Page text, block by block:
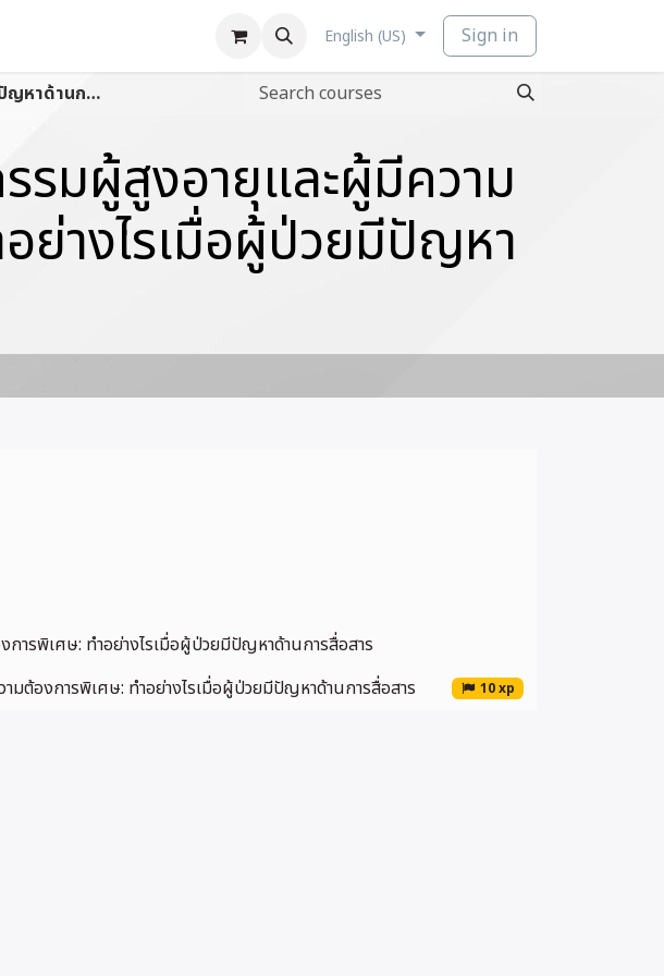
English (US) Sign in
12008 งานทันตกรรมผู้สูงอายุและผู้มีความต้องการพิเศษ: ทำอย่างไรเมื่อผู้ป่วยมีปัญหาด้านการสื่อสาร
รมผู้สูงอายุและผู้มีความ
ย่างไรเมื่อผู้ป่วยมีปัญหา
ารพิเศษ: ทำอย่างไรเมื่อผู้ป่วยมีปัญหาด้านการสื่อสาร
ต้องการพิเศษ: ทำอย่างไรเมื่อผู้ป่วยมีปัญหาด้านการสื่อสาร
10 xp